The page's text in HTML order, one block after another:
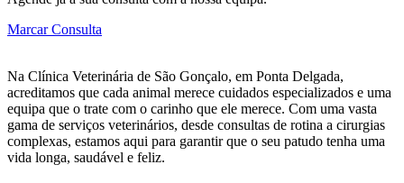
Marcar Consulta
Na Clínica Veterinária de São Gonçalo, em Ponta Delgada,
acreditamos que cada animal merece cuidados especializados e uma
equipa que o trate com o carinho que ele merece. Com uma vasta
gama de serviços veterinários, desde consultas de rotina a cirurgias
complexas, estamos aqui para garantir que o seu patudo tenha uma
vida longa, saudável e feliz.